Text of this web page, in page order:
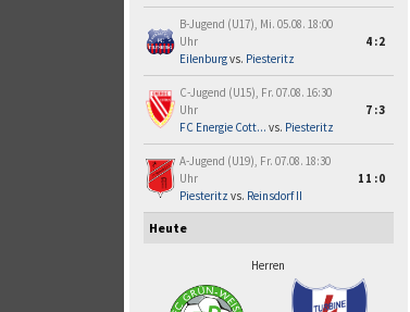
B-Jugend (U17), Mi. 05.08. 18:00
Uhr
Eilenburgvs. Piesteritz
4:2
C-Jugend (U15), Fr. 07.08. 16:30
Uhr
FC Energie Cott... vs. Piesteritz
7:3
A-Jugend (U19), Fr. 07.08. 18:30
Uhr
Piesteritz vs. Reinsdorf II
11:0
Heute
Herren